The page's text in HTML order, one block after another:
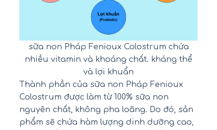
sữa non Pháp Fenioux Colostrum chứa
nhiều vitamin và khoáng chất. kháng thể
và lợi khuẩn
Thành phần của sữa non Pháp Fenioux
Colostrum được làm từ 100% sữa non
nguyên chất, không pha loãng. Do đó, sản
phẩm sẽ chứa hàm lượng dinh dưỡng cao,